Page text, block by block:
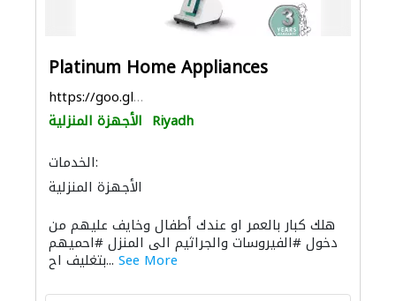
Platinum Home Appliances
https://goo.gl/maps/sXbfNe34gndJvMyd9
الأجهزة المنزلية Riyadh
الخدمات:
الأجهزة المنزلية
هلك كبار بالعمر او عندك أطفال وخايف عليهم من
دخول #الفيروسات والجراثيم الى المنزل #احميهم
بتغليف اح... See More